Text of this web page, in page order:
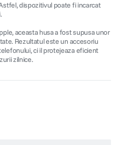
dispozitivul poate fi incarcat
aceasta husa a fost supusa unor
Rezultatul este un accesoriu
ci il protejeaza eficient
zilnice.